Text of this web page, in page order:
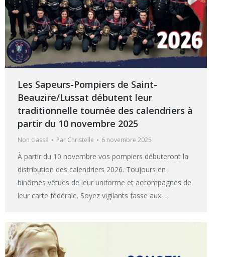
Les Sapeurs-Pompiers de Saint-
Beauzire/Lussat débutent leur
traditionnelle tournée des calendriers à
partir du 10 novembre 2025
Non classé Par Christelle 6 novembre 2025
À partir du 10 novembre vos pompiers débuteront la
distribution des calendriers 2026. Toujours en
binômes vêtues de leur uniforme et accompagnés de
leur carte fédérale. Soyez vigilants fasse aux…